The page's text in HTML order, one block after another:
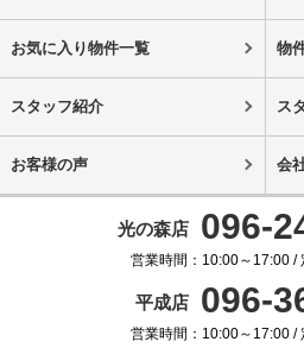
お気に入り物件一覧 物
スタッフ紹介 ス
お客様の声 会
光の森店 096-
営業時間：10:00～17:00 /
平成店 096-
営業時間：10:00～17:00 /